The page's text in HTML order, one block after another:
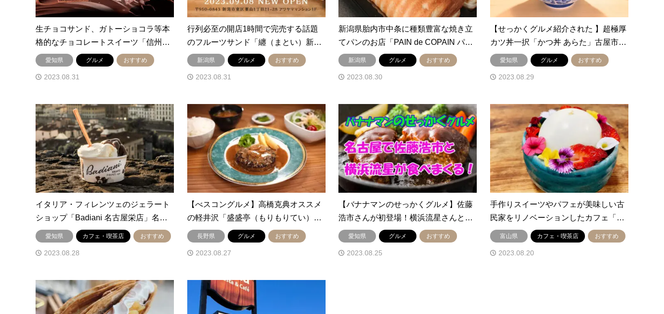
生チョコサンド、ガトーショコラ等本
格的なチョコレートスイーツ「信州…
愛知県 グルメ おすすめ
2023.08.31
行列必至の開店1時間で完売する話題
のフルーツサンド「纏（まとい）新…
新潟県 グルメ おすすめ
2023.08.31
新潟県胎内市中条に種類豊富な焼き立
てパンのお店「PAIN de COPAIN パ…
新潟県 グルメ おすすめ
2023.08.30
【せっかくグルメ紹介された 】超極厚
カツ丼一択「かつ丼 あらた」古屋市…
愛知県 グルメ おすすめ
2023.08.29
イタリア・フィレンツェのジェラート
ショップ「Badiani 名古屋栄店」名…
愛知県 カフェ・喫茶店 おすすめ
2023.08.28
【べスコングルメ】高橋克典オススメ
の軽井沢「盛盛亭（もりもりてい）…
長野県 グルメ おすすめ
2023.08.27
【バナナマンのせっかくグルメ】佐藤
浩市さんが初登場！横浜流星さんと…
愛知県 グルメ おすすめ
2023.08.25
手作りスイーツやパフェが美味しい古
民家をリノベーションしたカフェ「…
富山県 カフェ・喫茶店 おすすめ
2023.08.20